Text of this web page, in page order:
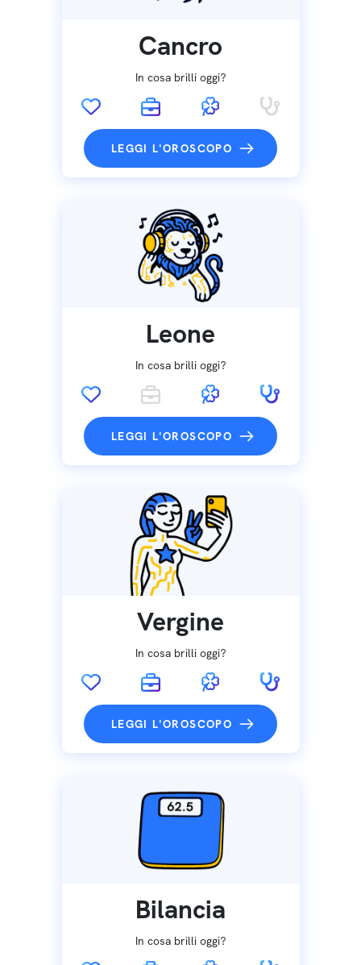
Cancro
In cosa brilli oggi?
LEGGI L'OROSCOPO
Leone
In cosa brilli oggi?
LEGGI L'OROSCOPO
Vergine
In cosa brilli oggi?
LEGGI L'OROSCOPO
Bilancia
In cosa brilli oggi?